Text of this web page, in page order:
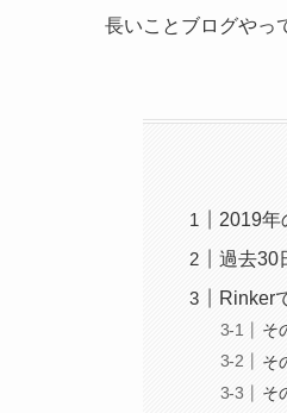
長いことブログやっ
2019年
過去30
Rinker
そ
そ
そ